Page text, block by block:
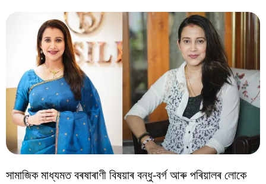
সামাজিক মাধ্যমত বৰষাৰাণী বিষয়াৰ বন্ধু-বৰ্গ আৰু পৰিয়ালৰ লোকে